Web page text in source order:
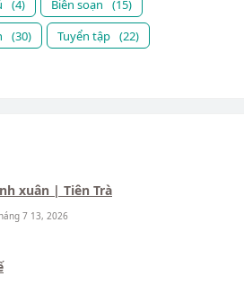
(4) Biên soạn
(15)
(30) Tuyển tập (22)
xuân | Tiên Trà
7 13, 2026